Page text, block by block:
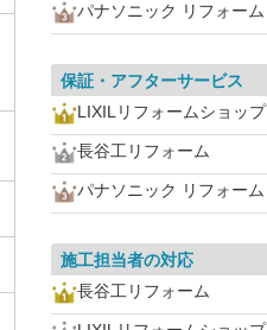
パナソニック リフォーム
保証・アフターサービス
LIXILリフォームショップ
長谷工リフォーム
パナソニック リフォーム
施工担当者の対応
長谷工リフォーム